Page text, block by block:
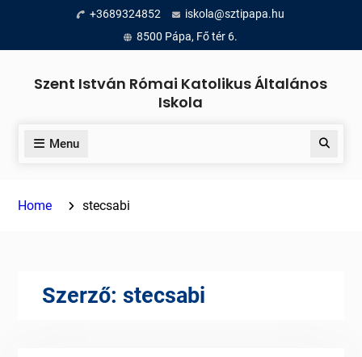
content
+3689324852
iskola@sztipapa.hu
8500 Pápa, Fő tér 6.
Szent István Római Katolikus Általános
Iskola
Menu Search
Home stecsabi
Szerző: stecsabi